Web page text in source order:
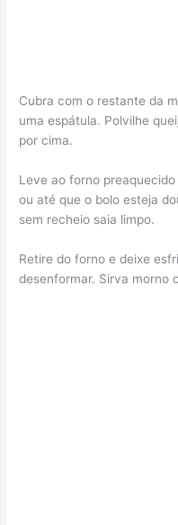
Cubra com o restante da
uma espátula. Polvilhe
por cima.
Leve ao forno
ou até que o bolo esteja
sem recheio saia limpo.
Retire do forno e deixe
desenformar. Sirva morno